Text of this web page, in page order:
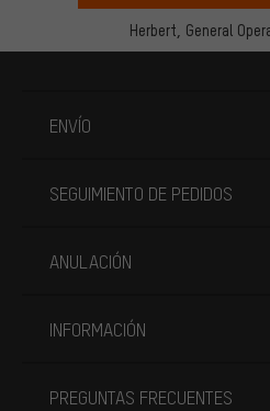
Herbert, General
ENVÍO
SEGUIMIENTO DE PEDIDOS
ANULACIÓN
INFORMACIÓN
PREGUNTAS FRECUENTES